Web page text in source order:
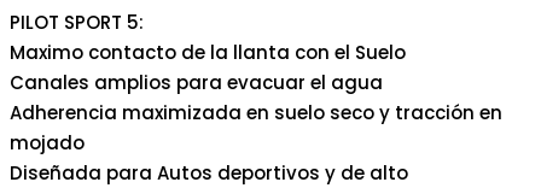
PILOT SPORT 5:
Maximo contacto de la llanta con el Suelo
Canales amplios para evacuar el agua
Adherencia maximizada en suelo seco y tracción en
mojado
Diseñada para Autos deportivos y de alto